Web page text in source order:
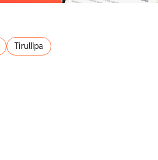
Tirullipa